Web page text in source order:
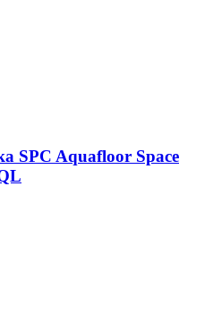
SPC Aquafloor Space